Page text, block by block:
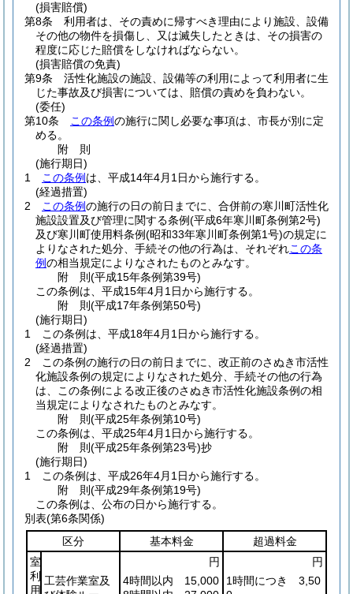
(損害賠償)
第8条
利用者は、その責めに帰すべき理由により施設、設備
その他の物件を損傷し、又は滅失したときは、その損害の
程度に応じた賠償をしなければならない。
(損害賠償の免責)
第9条
活性化施設の施設、設備等の利用によって利用者に生
じた事故及び損害については、賠償の責めを負わない。
(委任)
第10条
この条例の施行に関し必要な事項は、市長が別に定
める。
附 則
(施行期日)
1
この条例 は、平成14年4月1日から施行する。
(経過措置)
2
この条例の施行の日の前日までに、合併前の寒川町活性化
施設設置及び管理に関する条例(平成6年寒川町条例第2号)
及び寒川町使用料条例(昭和33年寒川町条例第1号)の規定に
よりなされた処分、手続その他の行為は、それぞれこの条
例の相当規定によりなされたものとみなす。
附 則(平成15年条例第39号)
この条例は、平成15年4月1日から施行する。
附 則(平成17年条例第50号)
(施行期日)
1
この条例は、平成18年4月1日から施行する。
(経過措置)
2
この条例の施行の日の前日までに、改正前のさぬき市活性
化施設条例の規定によりなされた処分、手続その他の行為
は、この条例による改正後のさぬき市活性化施設条例の相
当規定によりなされたものとみなす。
附 則(平成25年条例第10号)
この条例は、平成25年4月1日から施行する。
附 則(平成25年条例第23号)抄
(施行期日)
1
この条例は、平成26年4月1日から施行する。
附 則(平成29年条例第19号)
この条例は、公布の日から施行する。
別表(第6条関係)
区分
基本料金
超過料金
室
利
用
円
円
工芸作業室及
4時間以内 15,000
1時間につき 3,50